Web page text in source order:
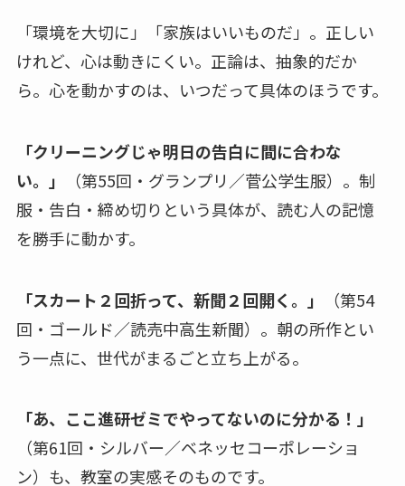
「環境を大切に」「家族はいいものだ」。正しい
けれど、心は動きにくい。正論は、抽象的だか
ら。心を動かすのは、いつだって具体のほうです。
「クリーニングじゃ明日の告白に間に合わな
い。」
（第55回・グランプリ／菅公学生服）。制
服・告白・締め切りという具体が、読む人の記憶
を勝手に動かす。
「スカート２回折って、新聞２回開く。」
（第54
回・ゴールド／読売中高生新聞）。朝の所作とい
う一点に、世代がまるごと立ち上がる。
「あ、ここ進研ゼミでやってないのに分かる！」
（第61回・シルバー／ベネッセコーポレーショ
ン）も、教室の実感そのものです。